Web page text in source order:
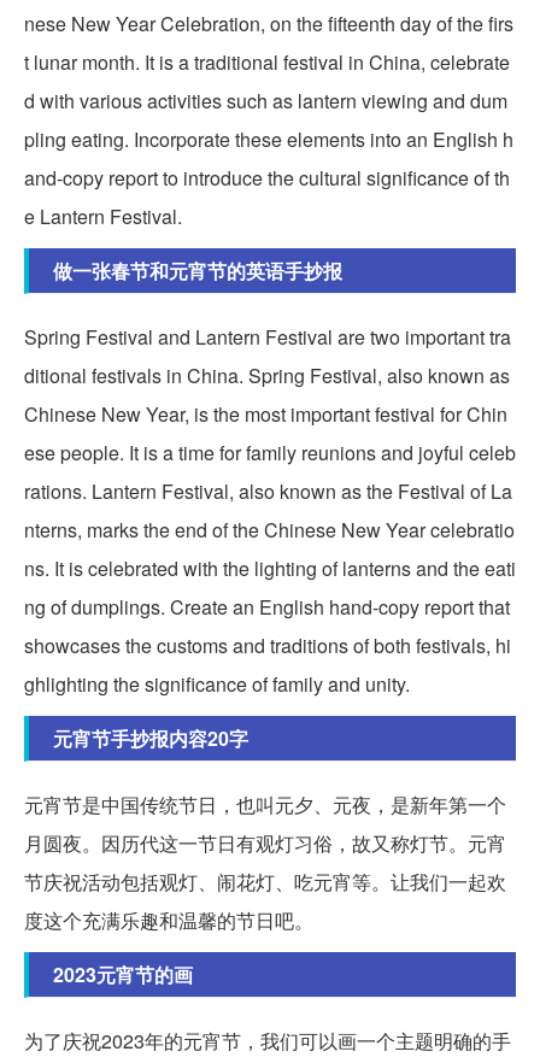
nese New Year Celebration, on the fifteenth day of the firs
t lunar month. It is a traditional festival in China, celebrate
d with various activities such as lantern viewing and dum
pling eating. Incorporate these elements into an English h
and-copy report to introduce the cultural significance of th
e Lantern Festival.
做一张春节和元宵节的英语手抄报
Spring Festival and Lantern Festival are two important tra
ditional festivals in China. Spring Festival, also known as
Chinese New Year, is the most important festival for Chin
ese people. It is a time for family reunions and joyful celeb
rations. Lantern Festival, also known as the Festival of La
nterns, marks the end of the Chinese New Year celebratio
ns. It is celebrated with the lighting of lanterns and the eati
ng of dumplings. Create an English hand-copy report that
showcases the customs and traditions of both festivals, hi
ghlighting the significance of family and unity.
元宵节手抄报内容20字
元宵节是中国传统节日，也叫元夕、元夜，是新年第一个
月圆夜。因历代这一节日有观灯习俗，故又称灯节。元宵
节庆祝活动包括观灯、闹花灯、吃元宵等。让我们一起欢
度这个充满乐趣和温馨的节日吧。
2023元宵节的画
为了庆祝2023年的元宵节，我们可以画一个主题明确的手